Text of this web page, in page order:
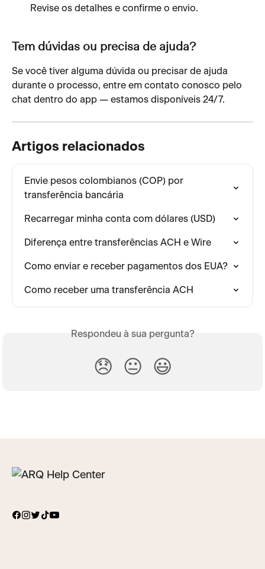
Revise os detalhes e confirme o envio.
Tem dúvidas ou precisa de ajuda?
Se você tiver alguma dúvida ou precisar de ajuda
durante o processo, entre em contato conosco pelo
chat dentro do app — estamos disponíveis 24/7.
Artigos relacionados
Envie pesos colombianos (COP) por
transferência bancária
Recarregar minha conta com dólares (USD)
Diferença entre transferências ACH e Wire
Como enviar e receber pagamentos dos EUA?
Como receber uma transferência ACH
Respondeu à sua pergunta?
😞 😐 😃